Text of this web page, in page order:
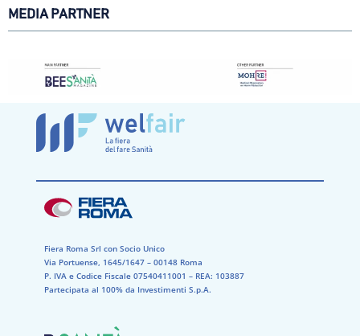
MEDIA PARTNER
Fiera Roma Srl con Socio Unico
Via Portuense, 1645/1647 – 00148 Roma
P. IVA e Codice Fiscale 07540411001​ – REA: 103887​
Partecipata al 100% da Investimenti S.p.A.